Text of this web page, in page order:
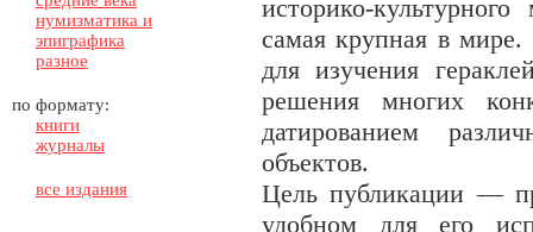
нумизматика и
эпиграфика
разное
по формату:
книги
журналы
все издания
историко-
самая крупная в
для изучения
решения многих
датированием
объектов.
Цель публикации —
удобном для его